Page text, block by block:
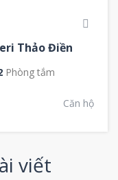
Thảo Điền
Phòng tắm
Căn hộ
viết